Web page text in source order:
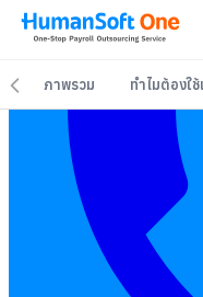
ภาพรวม ทำไมต้องใช้